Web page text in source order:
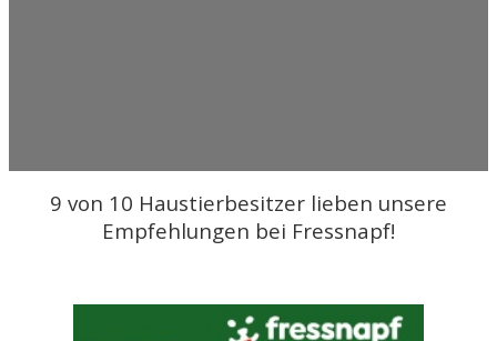
9 von 10 Haustierbesitzer lieben unsere
Empfehlungen bei Fressnapf!